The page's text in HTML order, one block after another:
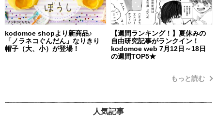
kodomoe shopより新商品♪
「ノラネコぐんだん」なりきり
帽子（大、小）が登場！
【週間ランキング！】夏休みの
自由研究記事がランクイン！
kodomoe web 7月12日～18日
の週間TOP5★
もっと読む
人気記事